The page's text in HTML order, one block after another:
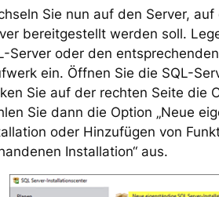
Sie nun auf den Server,
bereitgestellt werden soll.
Server oder den
ein. Öffnen Sie die SQL-
Sie auf der rechten Seite die
Sie dann die Option „Neue
oder Hinzufügen von
Installation“ aus.